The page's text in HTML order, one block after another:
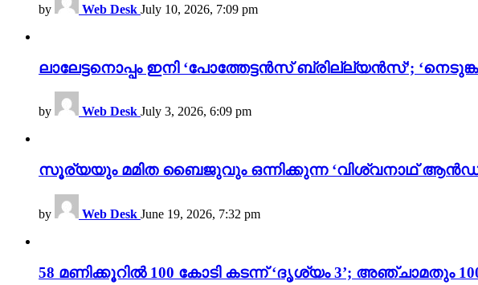
by Web Desk July 10, 2026, 7:09 pm
ലാലേട്ടനൊപ്പം ഇനി ‘പോത്തേട്ടൻസ് ബ്രില്ല്യൻസ്’;
by Web Desk July 3, 2026, 6:09 pm
സൂര്യയും മമിത ബൈജുവും ഒന്നിക്കുന്ന ‘വിശ്വനാഥ് ആൻഡ്
by Web Desk June 19, 2026, 7:32 pm
58 മണിക്കൂറിൽ 100 കോടി കടന്ന് ‘ദൃശ്യം 3’; അഞ്ചാമതും